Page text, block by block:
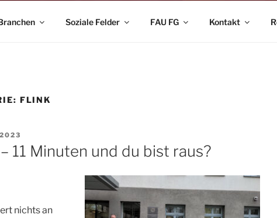
Soziale Felder FAU FG Kontakt
FLINK
11 Minuten und du bist raus?
nichts an